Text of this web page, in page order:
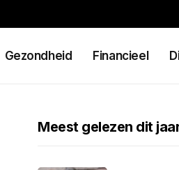
Gezondheid Financieel
Meest gelezen dit